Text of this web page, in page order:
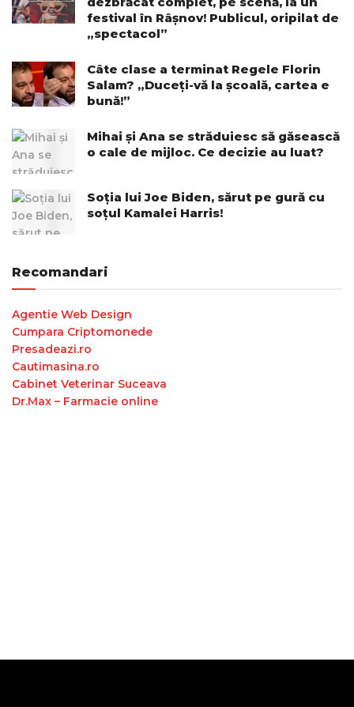
festival în Râșnov! Publicul, oripilat de
„spectacol”
Câte clase a terminat Regele Florin
Salam? „Duceți-vă la școală, cartea e
bună!”
Mihai și Ana se străduiesc să găsească
o cale de mijloc. Ce decizie au luat?
Soția lui Joe Biden, sărut pe gură cu
soțul Kamalei Harris!
Recomandari
Agentie Web Design
Cumpara Criptomonede
Presadeazi.ro
Cautimasina.ro
Cabinet Veterinar Suceava
Dr.Max – Farmacie online